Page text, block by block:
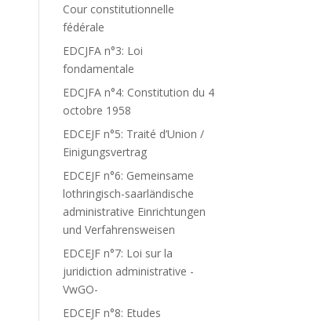
Cour constitutionnelle
fédérale
EDCJFA n°3: Loi
fondamentale
EDCJFA n°4: Constitution du 4
octobre 1958
EDCEJF n°5: Traité d’Union /
Einigungsvertrag
EDCEJF n°6: Gemeinsame
lothringisch-saarländische
administrative Einrichtungen
und Verfahrensweisen
EDCEJF n°7: Loi sur la
juridiction administrative -
VwGO-
EDCEJF n°8: Etudes